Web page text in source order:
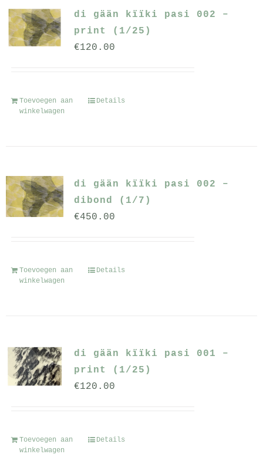
di gään kïïki pasi 002 –
print (1/25)
€120.00
Toevoegen aan
winkelwagen
Details
di gään kïïki pasi 002 –
dibond (1/7)
€450.00
Toevoegen aan
winkelwagen
Details
di gään kïïki pasi 001 –
print (1/25)
€120.00
Toevoegen aan
winkelwagen
Details